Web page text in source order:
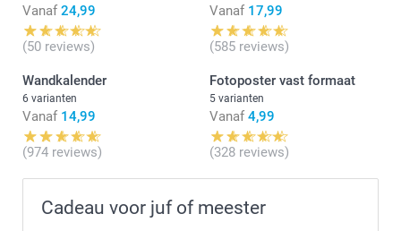
Vanaf 24,99
(50 reviews)
Vanaf 17,99
(585 reviews)
Wandkalender
6 varianten
Vanaf 14,99
(974 reviews)
Fotoposter vast formaat
5 varianten
Vanaf 4,99
(328 reviews)
Cadeau voor juf of meester